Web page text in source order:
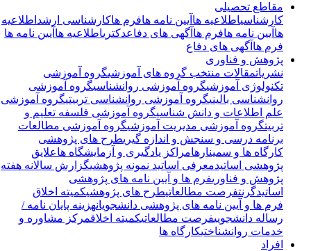
مقاطع تحصیلی
کارشناسیاطلاعیه هاآیین نامه هافرم هاکارشناسی ارشداطلاعیه
هاآیین نامه هافرم هاآگهی های دفاعدکتریاطلاعیه هاآیین نامه ها
فرم هاآگهی های دفاع
پژوهش و فناوری
نشریاتمقالات منتخب گروه های آموزشیگروه آموزشی
تکنولوژی آموزشیگروه آموزشی روانشناسیگروه آموزشی
روانشناسی بالینیگروه آموزشی روانشناسی تربیتیگروه آموزشی
علم اطلاعات و دانش شناسیگروه آموزشی فلسفه تعلیم و
تربیتگروه آموزشی مدیریت آموزشیگروه آموزشی مطالعات
برنامه درسی و سنجش و اندازه گیریطرح های پژوهشی
کارگاه ها و سمینارهامراکز یادگیری و آزمایشگاه هاعلایق
پژوهشی اساتیدمعرفی اساتید نمونه پژوهشیگزارش سالانه هفته
پژوهش و فناوریفرم ها و آیین نامه های پژوهشی
اساتیدگرنت فرصت مطالعاتیطرح های پژوهشیکمیته اخلاق
فرم ها و آیین نامه های پژوهشی دانشجویانهزینه پایان نامه /
رساله دانشجوییفرصت مطالعاتیکمیته اخلاقمرکز مشاوره و
خدمات روانشناختیکارگاه ها
افراد